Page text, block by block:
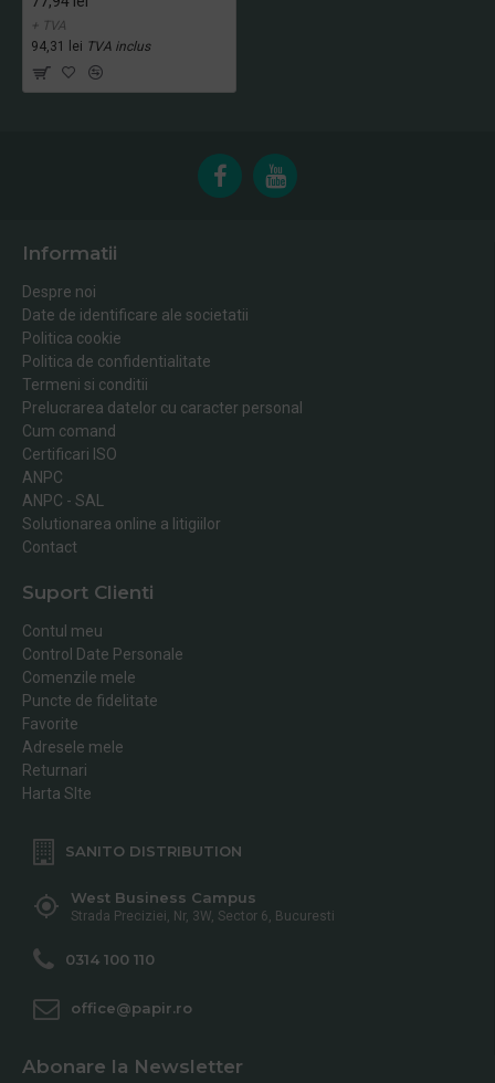
+ TVA
94,31 lei TVA inclus
Informatii
Despre noi
Date de identificare ale societatii
Politica cookie
Politica de confidentialitate
Termeni si conditii
Prelucrarea datelor cu caracter personal
Cum comand
Certificari ISO
ANPC
ANPC - SAL
Solutionarea online a litigiilor
Contact
Suport Clienti
Contul meu
Control Date Personale
Comenzile mele
Puncte de fidelitate
Favorite
Adresele mele
Returnari
Harta SIte
SANITO DISTRIBUTION
West Business Campus
Strada Preciziei, Nr, 3W, Sector 6, Bucuresti
0314 100 110
office@papir.ro
Abonare la Newsletter